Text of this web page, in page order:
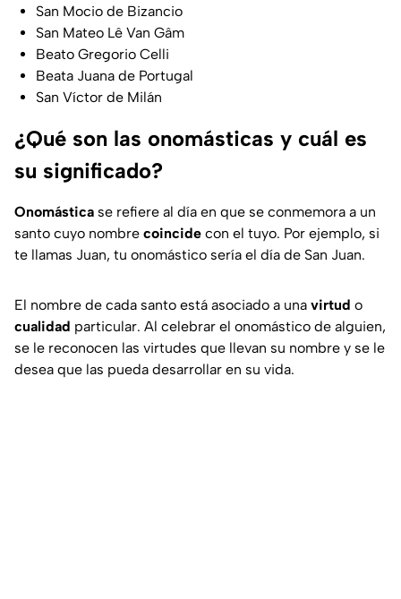
San Mocio de Bizancio
San Mateo Lê Van Gâm
Beato Gregorio Celli
Beata Juana de Portugal
San Víctor de Milán
¿Qué son las onomásticas y cuál es
su significado?
Onomástica se refiere al día en que se conmemora a un
santo cuyo nombre coincide con el tuyo. Por ejemplo, si
te llamas Juan, tu onomástico sería el día de San Juan.
El nombre de cada santo está asociado a una virtud o
cualidad particular. Al celebrar el onomástico de alguien,
se le reconocen las virtudes que llevan su nombre y se le
desea que las pueda desarrollar en su vida.